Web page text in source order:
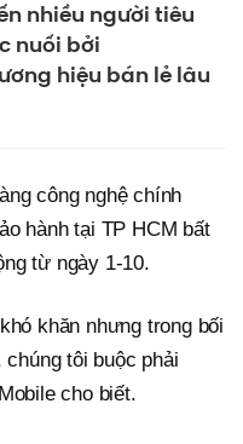
nhiều người tiêu
nuối bởi
hiệu bán lẻ lâu
công nghệ chính
hành tại TP HCM bất
từ ngày 1-10.
khăn nhưng trong bối
tôi buộc phải
cho biết.